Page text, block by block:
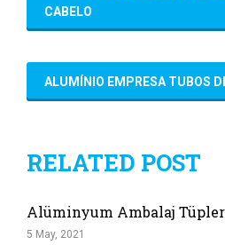
CABELO
ALUMÍNIO EMPRESA TUBOS
RELATED POST
Alüminyum Ambalaj
5 May, 2021